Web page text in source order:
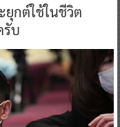
ยุกต์ใช้ในชีวิต
รับ